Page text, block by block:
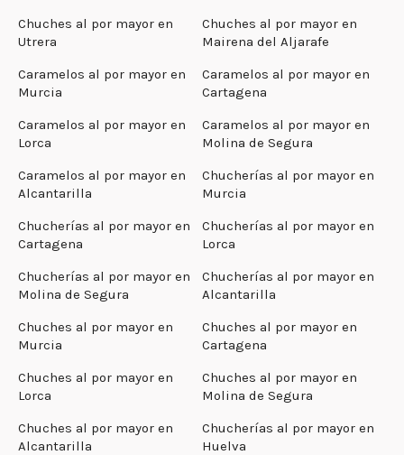
Chuches al por mayor en
Utrera
Chuches al por mayor en
Mairena del Aljarafe
Caramelos al por mayor en
Murcia
Caramelos al por mayor en
Cartagena
Caramelos al por mayor en
Lorca
Caramelos al por mayor en
Molina de Segura
Caramelos al por mayor en
Alcantarilla
Chucherías al por mayor en
Murcia
Chucherías al por mayor en
Cartagena
Chucherías al por mayor en
Lorca
Chucherías al por mayor en
Molina de Segura
Chucherías al por mayor en
Alcantarilla
Chuches al por mayor en
Murcia
Chuches al por mayor en
Cartagena
Chuches al por mayor en
Lorca
Chuches al por mayor en
Molina de Segura
Chuches al por mayor en
Alcantarilla
Chucherías al por mayor en
Huelva